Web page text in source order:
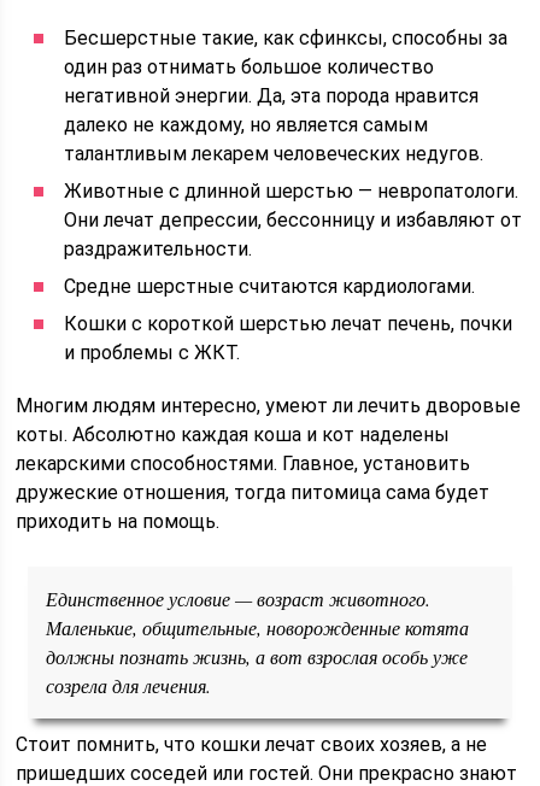
Бесшерстные такие, как сфинксы, способны за
один раз отнимать большое количество
негативной энергии. Да, эта порода нравится
далеко не каждому, но является самым
талантливым лекарем человеческих недугов.
Животные с длинной шерстью — невропатологи.
Они лечат депрессии, бессонницу и избавляют от
раздражительности.
Средне шерстные считаются кардиологами.
Кошки с короткой шерстью лечат печень, почки
и проблемы с ЖКТ.
Многим людям интересно, умеют ли лечить дворовые
коты. Абсолютно каждая коша и кот наделены
лекарскими способностями. Главное, установить
дружеские отношения, тогда питомица сама будет
приходить на помощь.
Единственное условие — возраст животного.
Маленькие, общительные, новорожденные котята
должны познать жизнь, а вот взрослая особь уже
созрела для лечения.
Стоит помнить, что кошки лечат своих хозяев, а не
пришедших соседей или гостей. Они прекрасно знают